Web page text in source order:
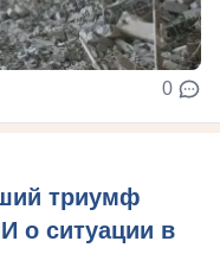
0
триумф
о ситуации в